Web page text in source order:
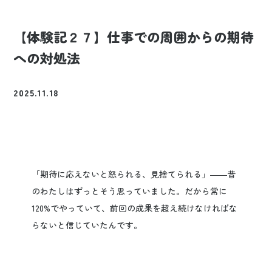
【体験記２７】仕事での周囲からの期待
への対処法
2025.11.18
「期待に応えないと怒られる、見捨てられる」――昔
のわたしはずっとそう思っていました。だから常に
120%でやっていて、前回の成果を超え続けなければな
らないと信じていたんです。